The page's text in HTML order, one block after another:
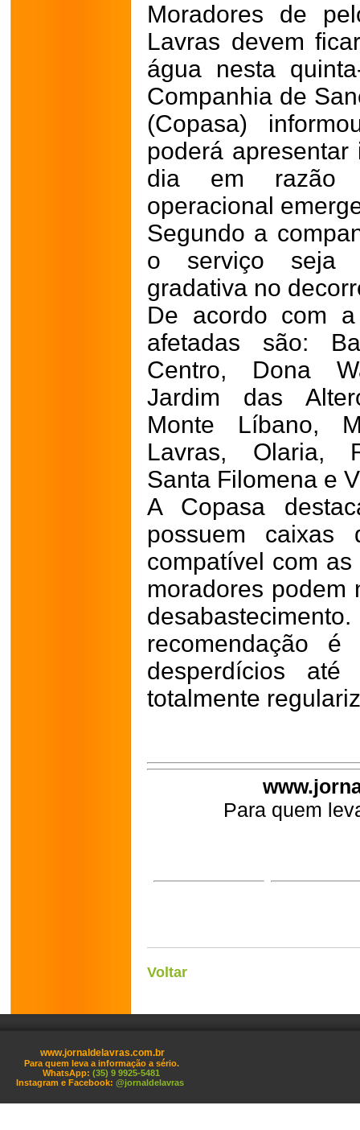
Moradores de
Lavras devem
água nesta
Companhia de
(Copasa)
poderá
dia em razão
operacional
Segundo a
o serviço seja
gradativa no
De acordo com
afetadas são:
Centro, Dona
Jardim das
Monte Líbano,
Lavras, Olaria,
Santa Filomena e
A Copasa
possuem caixas
compatível com
moradores podem
recomendação
desperdícios
totalmente
Para quem
Voltar
www.jornaldelavras.com.br
Para quem leva a informação a sério.
WhatsApp: (35) 9 9925-5481
Instagram e Facebook: @jornaldelavras